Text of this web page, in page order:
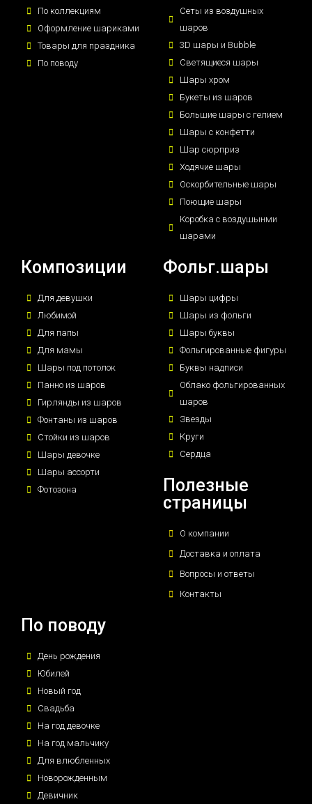
По коллекциям
Оформление шариками
Товары для праздника
По поводу
Сеты из воздушных
шаров
3D шары и Bubble
Светящиеся шары
Шары хром
Букеты из шаров
Большие шары с гелием
Шары с конфетти
Шар сюрприз
Ходячие шары
Оскорбительные шары
Поющие шары
Коробка с воздушынми
шарами
Композиции
Для девушки
Любимой
Для папы
Для мамы
Шары под потолок
Панно из шаров
Гирлянды из шаров
Фонтаны из шаров
Стойки из шаров
Шары девочке
Шары ассорти
Фотозона
Фольг.шары
Шары цифры
Шары из фольги
Шары буквы
Фольгированные фигуры
Буквы надписи
Облако фольгированных
шаров
Звезды
Круги
Сердца
Полезные
страницы
О компании
Доставка и оплата
Вопросы и ответы
Контакты
По поводу
День рождения
Юбилей
Новый год
Свадьба
На год девочке
На год мальчику
Для влюбленных
Новорожденным
Девичник